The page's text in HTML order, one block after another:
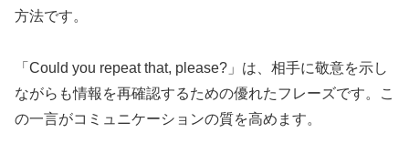
方法です。
「Could you repeat that, please?」は、相手に敬意を示し
ながらも情報を再確認するための優れたフレーズです。こ
の一言がコミュニケーションの質を高めます。